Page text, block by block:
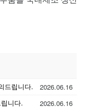
드립니다.
2026.06.16
니다.
2026.06.16